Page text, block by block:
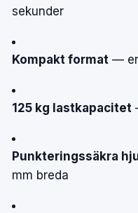
sekunder
Kompakt format —
125 kg lastkapacitet
Punkteringssäkra
mm breda